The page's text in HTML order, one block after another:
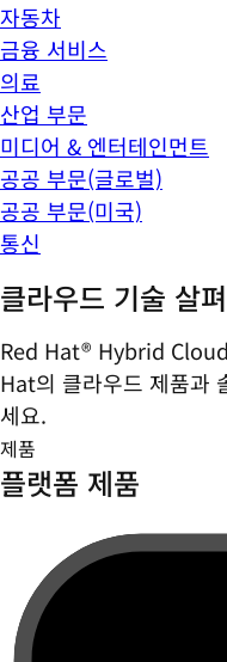
자동차
금융 서비스
의료
산업 부문
미디어 & 엔터테인먼트
공공 부문(글로벌)
공공 부문(미국)
통신
클라우드 기술 살
Red Hat® Hybrid
Hat의 클라우드 제품과
세요.
제품
플랫폼 제품